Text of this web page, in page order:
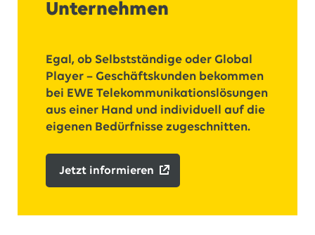
Unternehmen
Egal, ob Selbstständige oder Global
Player – Geschäftskunden bekommen
bei EWE Telekommunikationslösungen
aus einer Hand und individuell auf die
eigenen Bedürfnisse zugeschnitten.
Jetzt informieren